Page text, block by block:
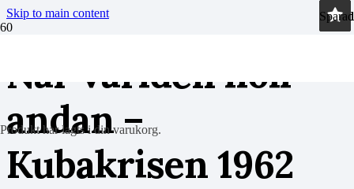
Skip to main content
Produkthar lagts i din varukorg.
När världen höll
andan –
Kubakrisen 1962
Sparad
Sparad
Sparad
Sparad